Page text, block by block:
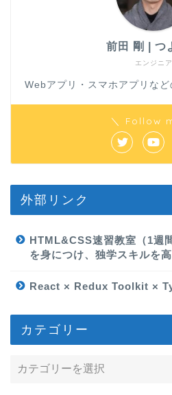
エンジニア
前田 剛 | つ
Webアプリ・スマホアプリなど
＼ Follow
外部リンク
HTML&CSS速習教室（1週
を身につけ、独学スキルを高
React × Redux Toolkit ×
カテゴリー